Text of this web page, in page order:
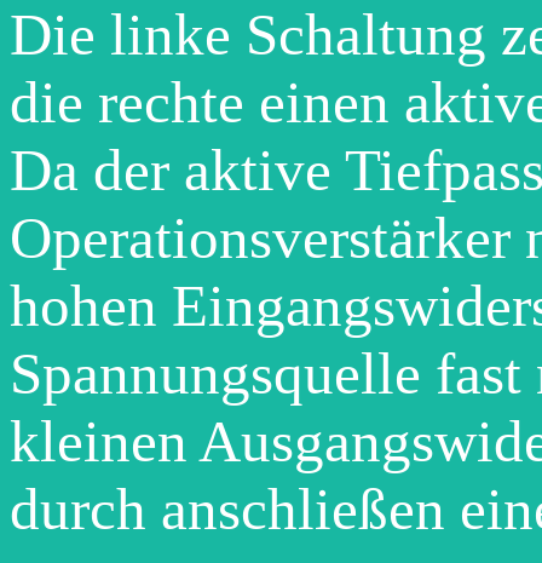
Die linke Schaltung
die rechte einen
Da der aktive
Operationsverstärker
hohen
Spannungsquelle
kleinen
durch anschließen